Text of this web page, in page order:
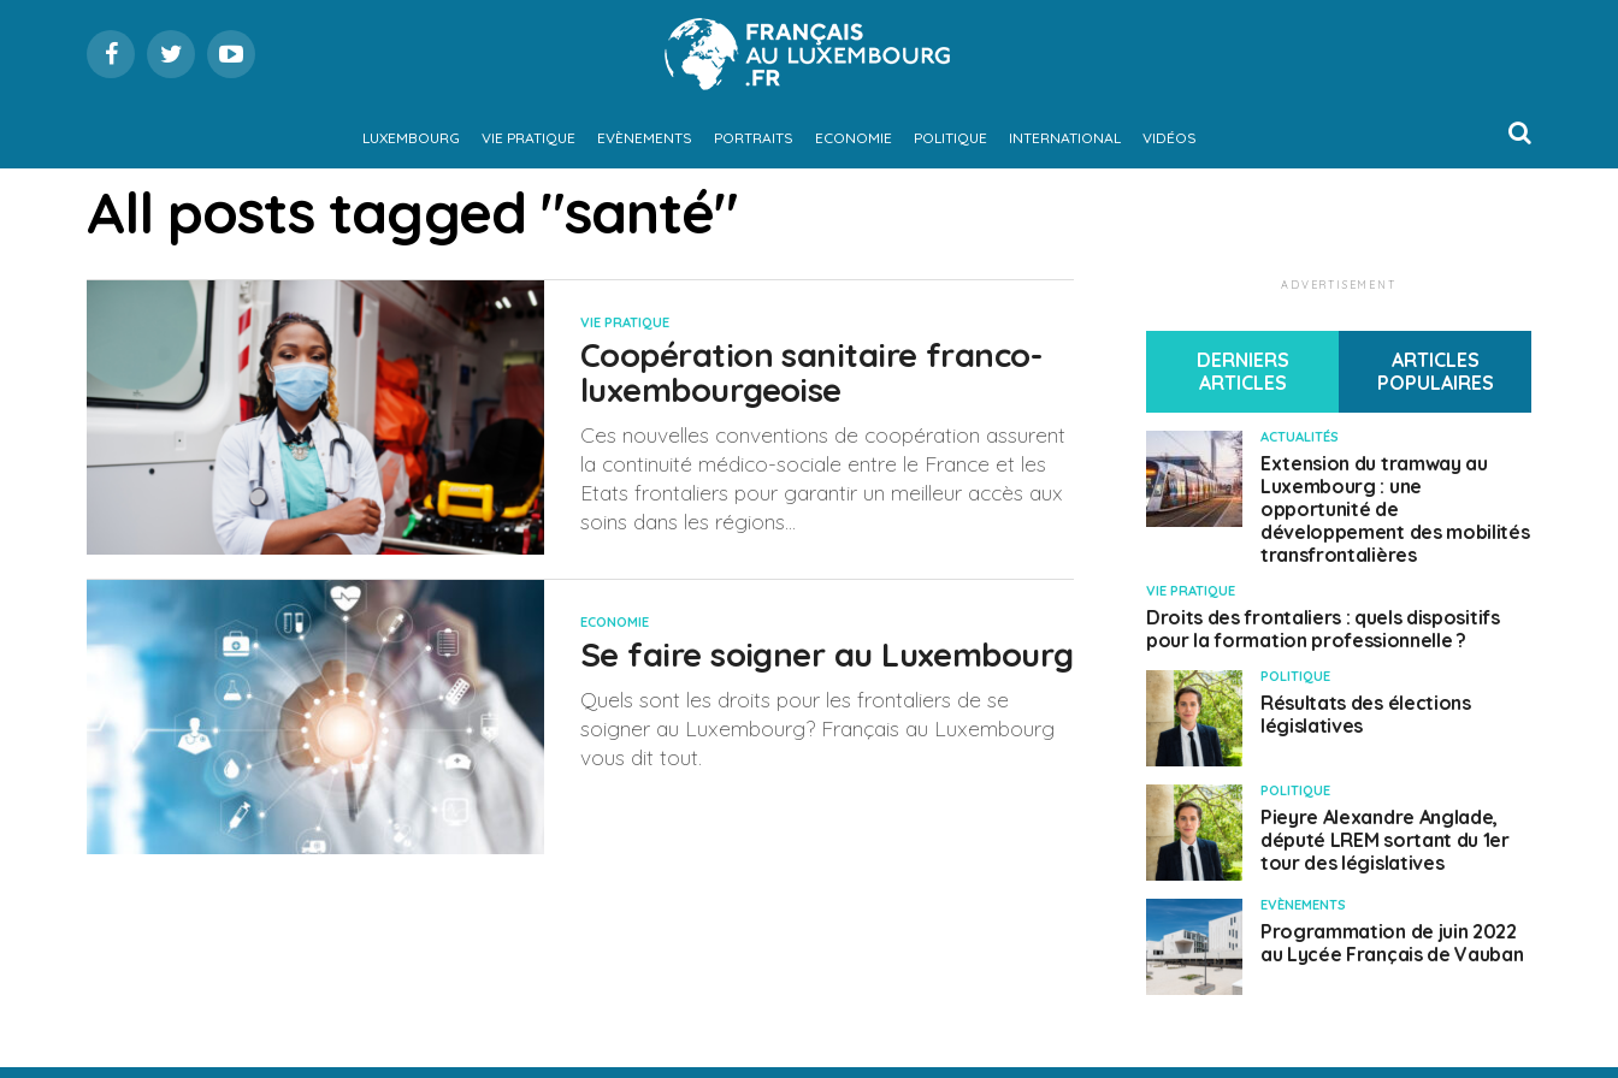
LUXEMBOURG VIE PRATIQUE EVÈNEMENTS PORTRAITS ECONOMIE POLITIQUE INTERNATIONAL VIDÉOS
All posts tagged "santé"
VIE PRATIQUE
Coopération sanitaire franco-
luxembourgeoise
Ces nouvelles conventions de coopération assurent
la continuité médico-sociale entre le France et les
Etats frontaliers pour garantir un meilleur accès aux
soins dans les régions...
ECONOMIE
Se faire soigner au Luxembourg
Quels sont les droits pour les frontaliers de se
soigner au Luxembourg? Français au Luxembourg
vous dit tout.
ADVERTISEMENT
DERNIERS
ARTICLES
ARTICLES
POPULAIRES
ACTUALITÉS
Extension du tramway au
Luxembourg : une
opportunité de
développement des mobilités
transfrontalières
VIE PRATIQUE
Droits des frontaliers : quels dispositifs
pour la formation professionnelle ?
POLITIQUE
Résultats des élections
législatives
POLITIQUE
Pieyre Alexandre Anglade,
député LREM sortant du 1er
tour des législatives
EVÈNEMENTS
Programmation de juin 2022
au Lycée Français de Vauban